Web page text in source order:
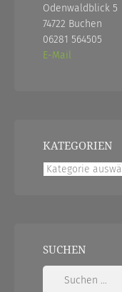
Odenwaldblick 5
74722 Buchen
06281 564505
E-Mail
KATEGORIEN
Kategorien
SUCHEN
Suchen